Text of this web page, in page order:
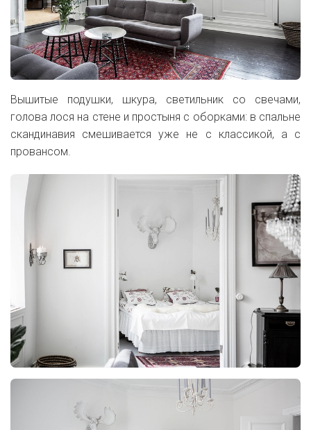
Вышитые подушки, шкура, светильник со свечами,
голова лося на стене и простыня с оборками: в спальне
скандинавия смешивается уже не с классикой, а с
провансом.